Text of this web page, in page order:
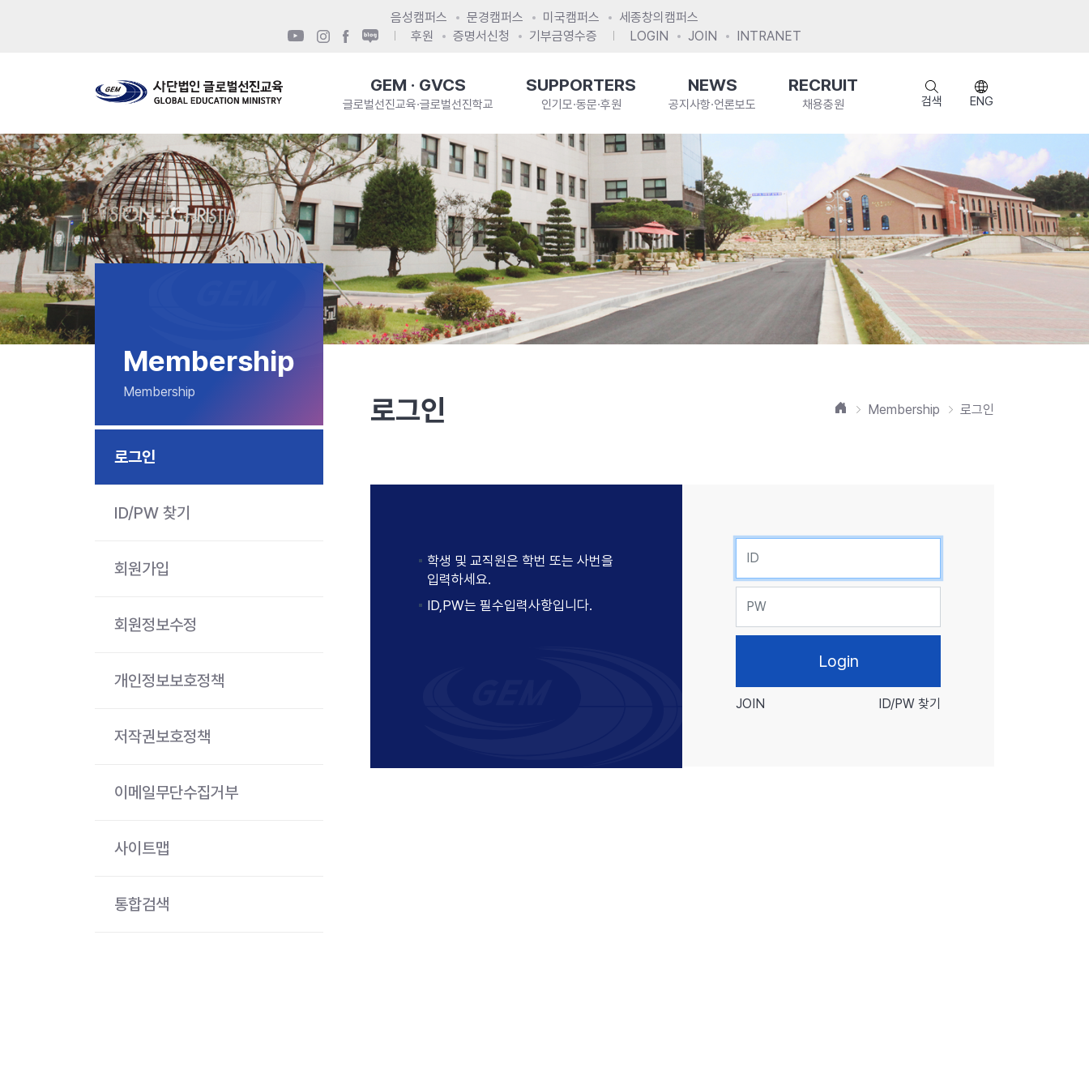
음성캠퍼스 문경캠퍼스 미국캠퍼스
세종창의캠퍼스
후원
증명서신청 기부금영수증 LOGIN JOIN INTRANET
GEM · GVCS
글로벌선진교육·글로벌선진학교
SUPPORTERS
인기모·동문·후원
NEWS
공지사항·언론보도
RECRUIT
채용충원 검색 ENG
Membership
Membership
로그인
ID/PW 찾기
회원가입
회원정보수정
개인정보보호정책
저작권보호정책
이메일무단수집거부
사이트맵
통합검색
로그인 홈 Membership 로그인
학생 및 교직원은 학번 또는 사번을
입력하세요.
ID,PW는 필수입력사항입니다.
JOIN ID/PW 찾기